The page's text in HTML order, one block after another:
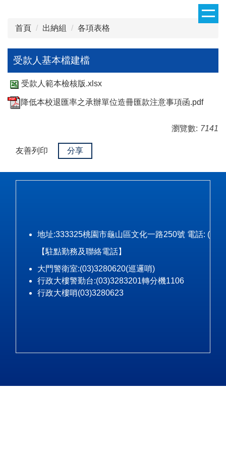
區
首頁 出納組 各項表格
受款人基本檔建檔
受款人範本檢核版.xlsx
降低本校退匯率之承辦單位造冊匯款注意事項函.pdf
瀏覽數: 7141
友善列印 分享
地址:333325桃園市龜山區文化一路250號 電話:
【駐點勤務及聯絡電話】
大門警衛室:(03)3280620(巡邏哨)
行政大樓警勤台:(03)3283201轉分機1106
行政大樓哨(03)3280623